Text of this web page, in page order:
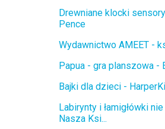
Drewniane klocki
Pence
Wydawnictwo AMEET -
Papua - gra planszowa -
Bajki dla dzieci -
Labirynty i łamigłówki
Nasza Ksi...